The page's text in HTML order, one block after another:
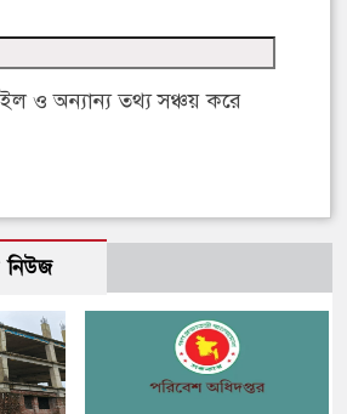
ও অন্যান্য তথ্য সঞ্চয় করে
নিউজ